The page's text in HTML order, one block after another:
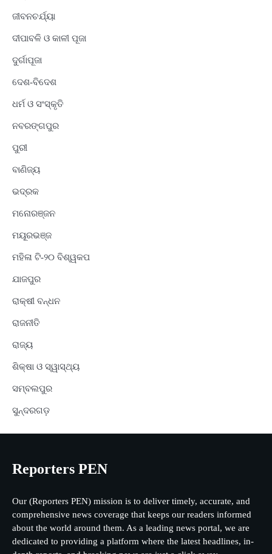
ଜୀବନଚର୍ଯ୍ୟା
ଦୀପାବଳି ଓ କାଳୀ ପୂଜା
ଦୁର୍ଗାପୂଜା
ଦେଶ-ବିଦେଶ
ଧର୍ମ ଓ ସଂସ୍କୃତି
ନବରଙ୍ଗପୁର
ପୁରୀ
ବାଣିଜ୍ୟ
ଭଦ୍ରକ
ମନୋରଞ୍ଜନ
ମୟୂରଭଞ୍ଜ
ମହିଳା ଟି-୨୦ ବିଶ୍ୱକପ
ଯାଜପୁର
ରାକ୍ଷୀ ବନ୍ଧନ
ରାଜନୀତି
ରାଜ୍ୟ
ଶିକ୍ଷା ଓ ସ୍ୱାସ୍ଥ୍ୟ
ସମ୍ବଲପୁର
ସୁନ୍ଦରଗଡ଼
Reporters PEN
Our (Reporters PEN) mission is to deliver timely, accurate, and
comprehensive news coverage that keeps our readers informed
about the world around them. As a leading news portal, we are
dedicated to providing a platform where the latest headlines, in-